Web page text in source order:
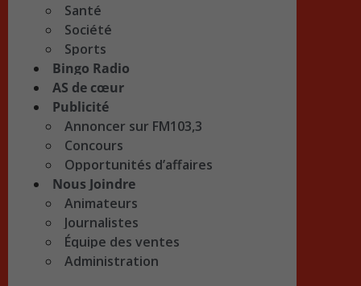
Santé
Société
Sports
Bingo Radio
AS de cœur
Publicité
Annoncer sur FM103,3
Concours
Opportunités d’affaires
Nous Joindre
Animateurs
Journalistes
Équipe des ventes
Administration